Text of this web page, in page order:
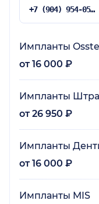
+7 (904) 954-05-46
Импланты
от 16 000 ₽
Импланты
от 26 950 ₽
Импланты
от 16 000 ₽
Импланты MIS